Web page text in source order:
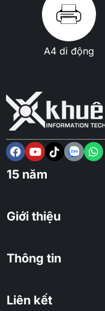
A4 di động
15 năm
Giới thiệu
Thông tin
Liên kết